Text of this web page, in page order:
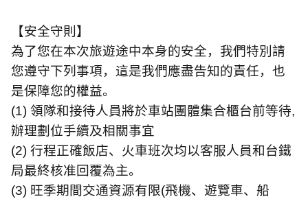
【安全守則】
為了您在本次旅遊途中本身的安全，我們特別請
您遵守下列事項，這是我們應盡告知的責任，也
是保障您的權益。
(1) 領隊和接待人員將於車站團體集合櫃台前等待,
辦理劃位手續及相關事宜
(2) 行程正確飯店、火車班次均以客服人員和台鐵
局最終核准回覆為主。
(3) 旺季期間交通資源有限(飛機、遊覽車、船